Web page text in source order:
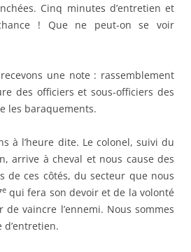
Cinq minutes d’entretien et
! Que ne peut-on se voir
une note : rassemblement
des officiers et sous-officiers des
les baraquements.
à l’heure dite. Le colonel, suivi du
arrive à cheval et nous cause des
de ces côtés, du secteur que nous
equi fera son devoir et de la volonté
vaincre l’ennemi. Nous sommes